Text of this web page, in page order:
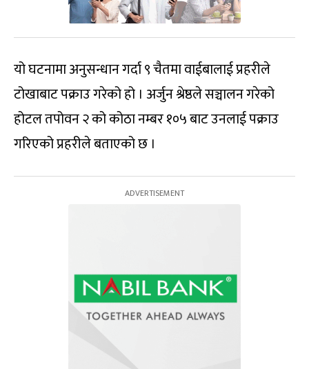
यो घटनामा अनुसन्धान गर्दा ९ चैतमा वाईबालाई प्रहरीले
टोखाबाट पक्राउ गरेको हो । अर्जुन श्रेष्ठले सञ्चालन गरेको
होटल तपोवन २ को कोठा नम्बर १०५ बाट उनलाई पक्राउ
गरिएको प्रहरीले बताएको छ ।